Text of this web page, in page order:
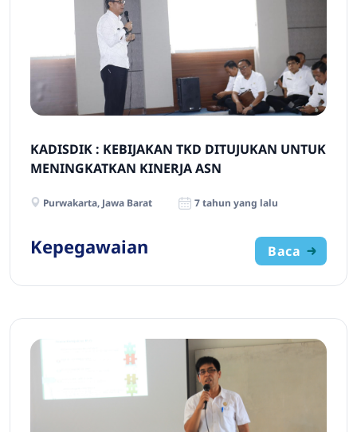
KADISDIK : KEBIJAKAN TKD DITUJUKAN UNTUK
MENINGKATKAN KINERJA ASN
Purwakarta, Jawa Barat 7 tahun yang lalu
Kepegawaian Baca